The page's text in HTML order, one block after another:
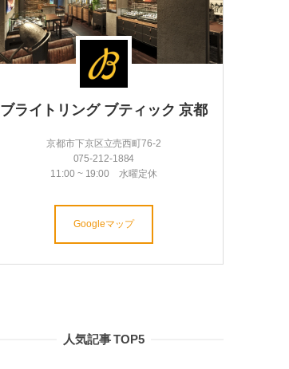
ブライトリング ブティック 京都
京都市下京区立売西町76-2
075-212-1884
11:00 ~ 19:00 水曜定休
Googleマップ
人気記事 TOP5